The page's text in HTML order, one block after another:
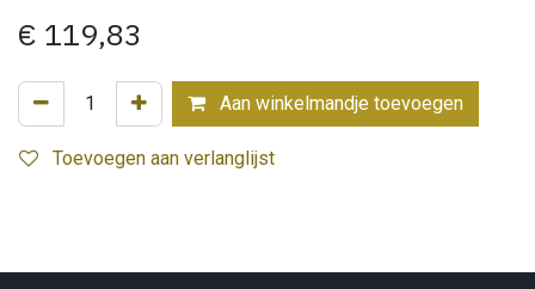
€ 119,83
Aan winkelmandje toevoegen
Toevoegen aan verlanglijst